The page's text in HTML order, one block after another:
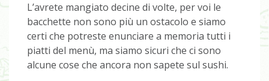
L’avrete mangiato decine di volte, per voi le
bacchette non sono più un ostacolo e siamo
certi che potreste enunciare a memoria tutti i
piatti del menù, ma siamo sicuri che ci sono
alcune cose che ancora non sapete sul sushi.